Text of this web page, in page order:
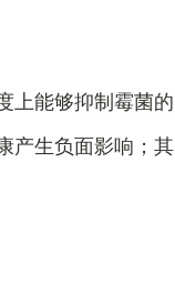
上能够抑制霉菌的
产生负面影响；其